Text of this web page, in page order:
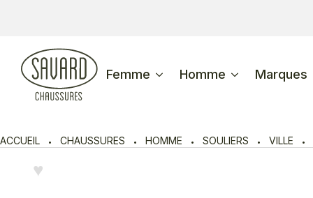
Femme Homme Marques
ACCUEIL CHAUSSURES HOMME SOULIERS VILLE
♥︎